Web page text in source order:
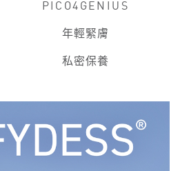
PICO4GENIUS
年輕緊膚
私密保養